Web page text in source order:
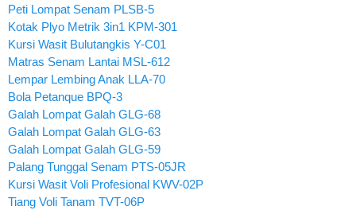
Peti Lompat Senam PLSB-5
Kotak Plyo Metrik 3in1 KPM-301
Kursi Wasit Bulutangkis Y-C01
Matras Senam Lantai MSL-612
Lempar Lembing Anak LLA-70
Bola Petanque BPQ-3
Galah Lompat Galah GLG-68
Galah Lompat Galah GLG-63
Galah Lompat Galah GLG-59
Palang Tunggal Senam PTS-05JR
Kursi Wasit Voli Profesional KWV-02P
Tiang Voli Tanam TVT-06P